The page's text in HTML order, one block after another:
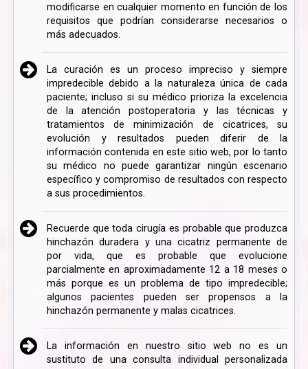
modificarse en cualquier momento en función de los
requisitos que podrían considerarse necesarios o
más adecuados.
La curación es un proceso impreciso y siempre
impredecible debido a la naturaleza única de cada
paciente; incluso si su médico prioriza la excelencia
de la atención postoperatoria y las técnicas y
tratamientos de minimización de cicatrices, su
evolución y resultados pueden diferir de la
información contenida en este sitio web, por lo tanto
su médico no puede garantizar ningún escenario
específico y compromiso de resultados con respecto
a sus procedimientos.
Recuerde que toda cirugía es probable que produzca
hinchazón duradera y una cicatriz permanente de
por vida, que es probable que evolucione
parcialmente en aproximadamente 12 a 18 meses o
más porque es un problema de tipo impredecible;
algunos pacientes pueden ser propensos a la
hinchazón permanente y malas cicatrices.
La información en nuestro sitio web no es un
sustituto de una consulta individual personalizada